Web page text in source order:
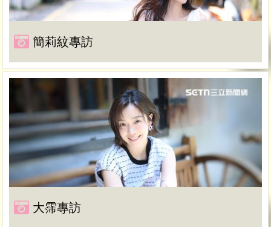
簡莉紋專訪
大霈專訪